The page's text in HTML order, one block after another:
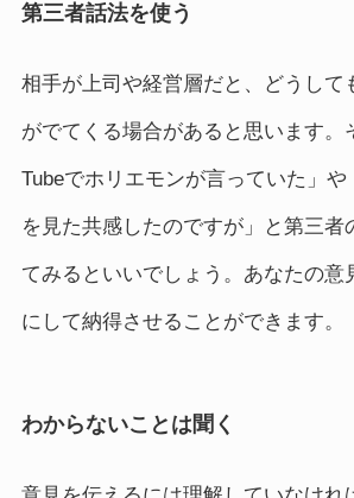
第三者話法を使う
相手が上司や経営層だと、どうして
がでてくる場合があると思います。
Tubeでホリエモンが言っていた」
を見た共感したのですが」と第三者
てみるといいでしょう。あなたの意
にして納得させることができます。
わからないことは聞く